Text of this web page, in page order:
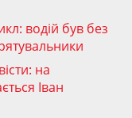
водій був без
на
Іван